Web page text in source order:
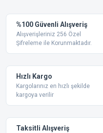
Ürün resmi kalitesiz,
Ürün açıklamasında
Bu ürüne benzer farklı
%100 Güvenli Alışveriş
Alışverişleriniz 256 Özel
Şifreleme ile Korunmaktadır.
Hızlı Kargo
Kargolarınız en hızlı şekilde
kargoya verilir
Taksitli Alışveriş